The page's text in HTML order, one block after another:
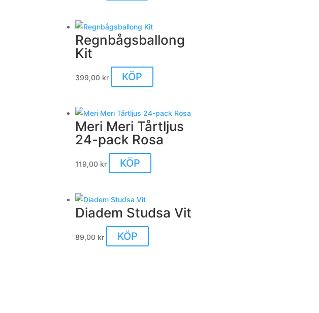
Regnbågsballong
Kit
399,00 kr KÖP
Meri Meri Tårtljus
24-pack Rosa
119,00 kr KÖP
Diadem Studsa Vit
89,00 kr KÖP